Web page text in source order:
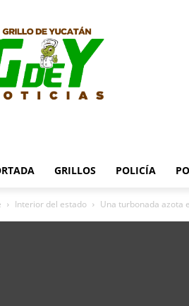
GRILLOS POLICÍA
Interior del estado Una turbonada azota